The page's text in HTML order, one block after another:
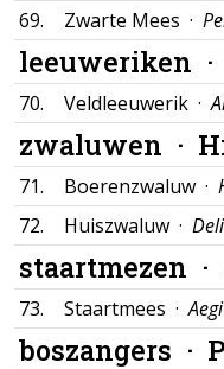
69.
Zwarte Mees ·
leeuweriken ·
70. Veldleeuwerik ·
zwaluwen ·
71. Boerenzwaluw ·
72.
Huiszwaluw ·
staartmezen ·
73. Staartmees ·
boszangers ·